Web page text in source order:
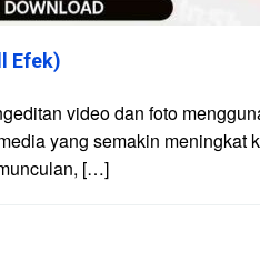
Efek)
video dan foto
yang semakin meningkat
[…]